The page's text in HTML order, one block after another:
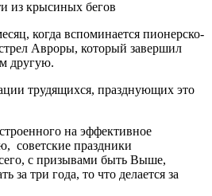
когда вспоминается пионерско-
Авроры, который завершил
другую.
трудящихся, празднующих это
на эффективное
советские праздники
с призывами быть Выше,
за три года, то что делается за